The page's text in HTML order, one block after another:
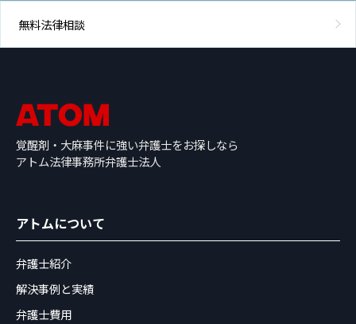
無料法律相談
覚醒剤・大麻事件に強い弁護士をお探しなら
アトム法律事務所弁護士法人
アトムについて
弁護士紹介
解決事例と実績
弁護士費用